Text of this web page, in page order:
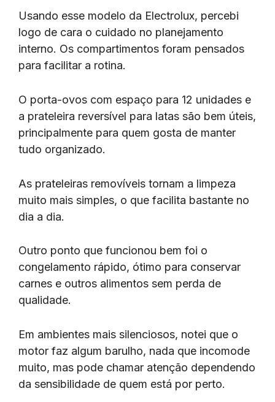
Usando esse modelo da Electrolux, percebi
logo de cara o cuidado no planejamento
interno. Os compartimentos foram pensados
para facilitar a rotina.
O porta-ovos com espaço para 12 unidades e
a prateleira reversível para latas são bem úteis,
principalmente para quem gosta de manter
tudo organizado.
As prateleiras removíveis tornam a limpeza
muito mais simples, o que facilita bastante no
dia a dia.
Outro ponto que funcionou bem foi o
congelamento rápido, ótimo para conservar
carnes e outros alimentos sem perda de
qualidade.
Em ambientes mais silenciosos, notei que o
motor faz algum barulho, nada que incomode
muito, mas pode chamar atenção dependendo
da sensibilidade de quem está por perto.